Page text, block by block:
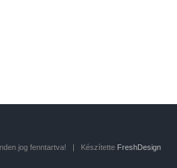
jog fenntartva! | Készítette FreshDesign